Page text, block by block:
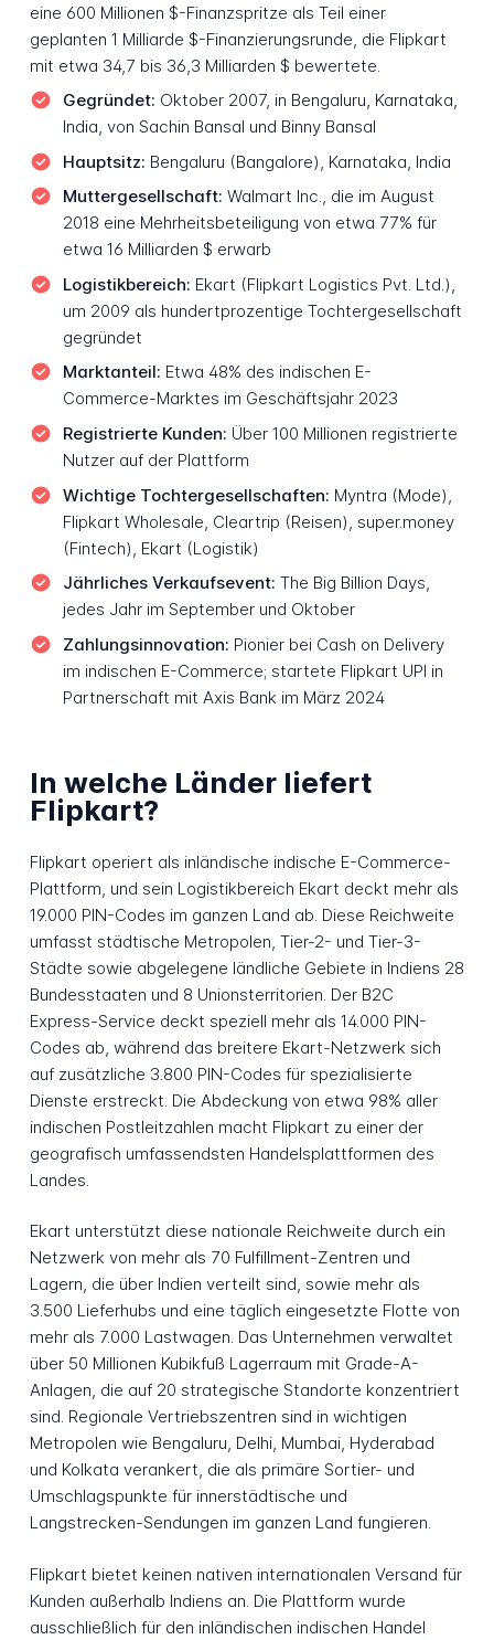
eine 600 Millionen $-Finanzspritze als Teil einer
geplanten 1 Milliarde $-Finanzierungsrunde, die Flipkart
mit etwa 34,7 bis 36,3 Milliarden $ bewertete.
Gegründet: Oktober 2007, in Bengaluru, Karnataka,
India, von Sachin Bansal und Binny Bansal
Hauptsitz: Bengaluru (Bangalore), Karnataka, India
Muttergesellschaft: Walmart Inc., die im August
2018 eine Mehrheitsbeteiligung von etwa 77% für
etwa 16 Milliarden $ erwarb
Logistikbereich: Ekart (Flipkart Logistics Pvt. Ltd.),
um 2009 als hundertprozentige Tochtergesellschaft
gegründet
Marktanteil: Etwa 48% des indischen E-
Commerce-Marktes im Geschäftsjahr 2023
Registrierte Kunden: Über 100 Millionen registrierte
Nutzer auf der Plattform
Wichtige Tochtergesellschaften: Myntra (Mode),
Flipkart Wholesale, Cleartrip (Reisen), super.money
(Fintech), Ekart (Logistik)
Jährliches Verkaufsevent: The Big Billion Days,
jedes Jahr im September und Oktober
Zahlungsinnovation: Pionier bei Cash on Delivery
im indischen E-Commerce; startete Flipkart UPI in
Partnerschaft mit Axis Bank im März 2024
In welche Länder liefert
Flipkart?
Flipkart operiert als inländische indische E-Commerce-
Plattform, und sein Logistikbereich Ekart deckt mehr als
19.000 PIN-Codes im ganzen Land ab. Diese Reichweite
umfasst städtische Metropolen, Tier-2- und Tier-3-
Städte sowie abgelegene ländliche Gebiete in Indiens 28
Bundesstaaten und 8 Unionsterritorien. Der B2C
Express-Service deckt speziell mehr als 14.000 PIN-
Codes ab, während das breitere Ekart-Netzwerk sich
auf zusätzliche 3.800 PIN-Codes für spezialisierte
Dienste erstreckt. Die Abdeckung von etwa 98% aller
indischen Postleitzahlen macht Flipkart zu einer der
geografisch umfassendsten Handelsplattformen des
Landes.
Ekart unterstützt diese nationale Reichweite durch ein
Netzwerk von mehr als 70 Fulfillment-Zentren und
Lagern, die über Indien verteilt sind, sowie mehr als
3.500 Lieferhubs und eine täglich eingesetzte Flotte von
mehr als 7.000 Lastwagen. Das Unternehmen verwaltet
über 50 Millionen Kubikfuß Lagerraum mit Grade-A-
Anlagen, die auf 20 strategische Standorte konzentriert
sind. Regionale Vertriebszentren sind in wichtigen
Metropolen wie Bengaluru, Delhi, Mumbai, Hyderabad
und Kolkata verankert, die als primäre Sortier- und
Umschlagspunkte für innerstädtische und
Langstrecken-Sendungen im ganzen Land fungieren.
Flipkart bietet keinen nativen internationalen Versand für
Kunden außerhalb Indiens an. Die Plattform wurde
ausschließlich für den inländischen indischen Handel